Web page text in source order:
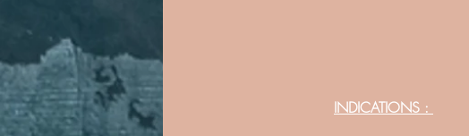
INDICATIONS :